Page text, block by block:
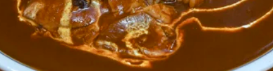
SPECIAL
NEW OPEN